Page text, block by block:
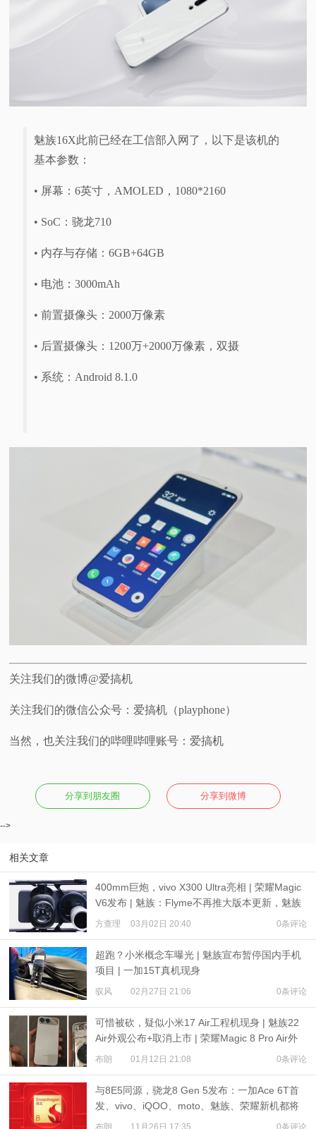
魅族16X此前已经在工信部入网了，以下是该机的
基本参数：
• 屏幕：6英寸，AMOLED，1080*2160
• SoC：骁龙710
• 内存与存储：6GB+64GB
• 电池：3000mAh
• 前置摄像头：2000万像素
• 后置摄像头：1200万+2000万像素，双摄
• 系统：Android 8.1.0
关注我们的微博@爱搞机
关注我们的微信公众号：爱搞机（playphone）
当然，也关注我们的哔哩哔哩账号：爱搞机
分享到朋友圈 分享到微博
-->
相关文章
400mm巨炮，vivo X300 Ultra亮相 | 荣耀Magic
V6发布 | 魅族：Flyme不再推大版本更新，魅族
23不发售
方查理 03月02日 20:40 0条评论
超跑？小米概念车曝光 | 魅族宣布暂停国内手机
项目 | 一加15T真机现身
驭风 02月27日 21:06 0条评论
可惜被砍，疑似小米17 Air工程机现身 | 魅族22
Air外观公布+取消上市 | 荣耀Magic 8 Pro Air外
观解禁
布朗 01月12日 21:08 0条评论
与8E5同源，骁龙8 Gen 5发布：一加Ace 6T首
发、vivo、iQOO、moto、魅族、荣耀新机都将
搭载
布朗 11月26日 17:35 0条评论